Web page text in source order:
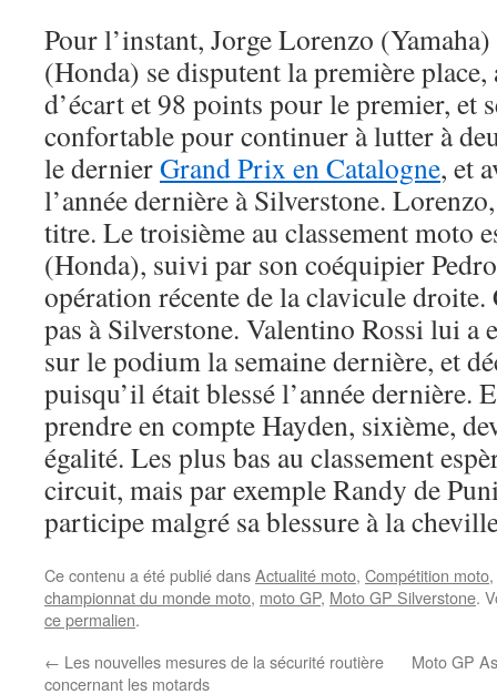
Pour l’instant, Jorge Lorenzo (Yamaha)
(Honda) se disputent la première place,
d’écart et 98 points pour le premier, et
confortable pour continuer à lutter à
le dernierGrand Prix en Catalogne, et
l’année dernière à Silverstone.
titre. Le troisième au classement moto
(Honda), suivi par son coéquipier
opération récente de la clavicule
pas à Silverstone. Valentino Rossi lui a
sur le podium la semaine dernière, et
puisqu’il était blessé l’année dernière.
prendre en compte Hayden, sixième,
égalité. Les plus bas au classement
circuit, mais par exemple Randy de
participe malgré sa blessure à la
Ce contenu a été publié dansActualité moto, Compétition moto
championnat du monde moto, moto GP, Moto GP Silverstone.
ce permalien.
← Les nouvelles mesures de la sécurité routière
concernant les motards
Moto GP